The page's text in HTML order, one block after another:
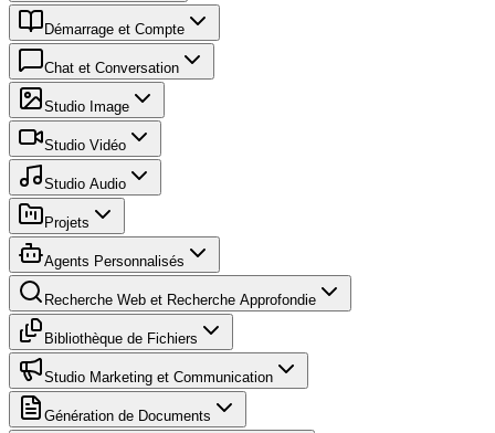
Démarrage et Compte
Chat et Conversation
Studio Image
Studio Vidéo
Studio Audio
Projets
Agents Personnalisés
Recherche Web et Recherche Approfondie
Bibliothèque de Fichiers
Studio Marketing et Communication
Génération de Documents